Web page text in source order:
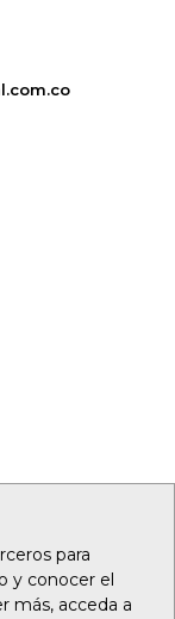
para
y conocer el
más, acceda a